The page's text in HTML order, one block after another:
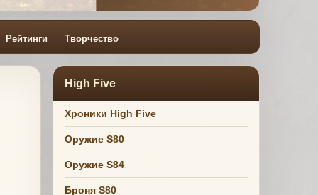
Рейтинги Творчество
High Five
Хроники High Five
Оружие S80
Оружие S84
Броня S80